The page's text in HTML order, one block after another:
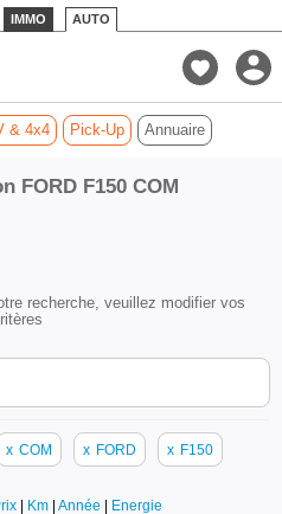
IMMO AUTO
& 4x4 Pick-Up Annuaire
FORD F150 COM
recherche, veuillez modifier vos
x COM x FORD x F150
| Km | Année | Energie